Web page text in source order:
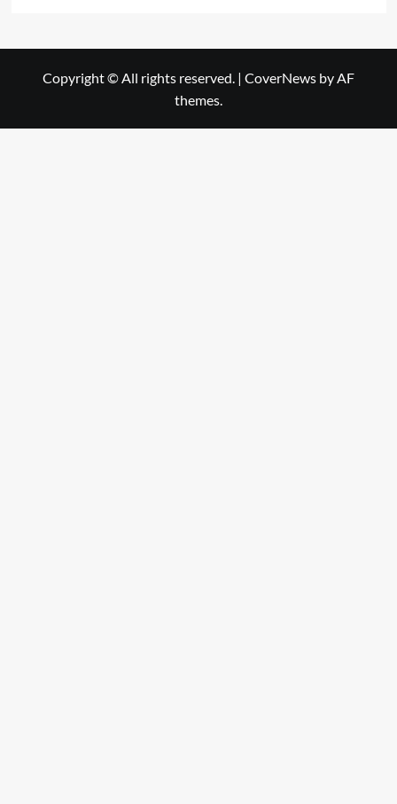
Copyright © All rights reserved. | CoverNews by AF
themes.